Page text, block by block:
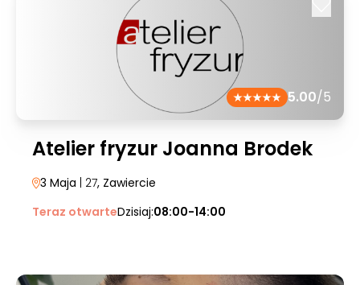
5.00/5
Atelier fryzur Joanna Brodek
3 Maja | 27, Zawiercie
Teraz otwarteDzisiaj:08:00-14:00